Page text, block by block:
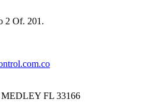
2 Of. 201.
FL 33166